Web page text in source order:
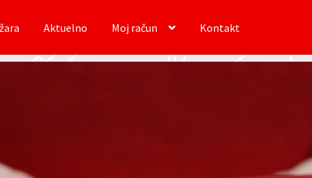
Aktuelno Moj račun Kontakt